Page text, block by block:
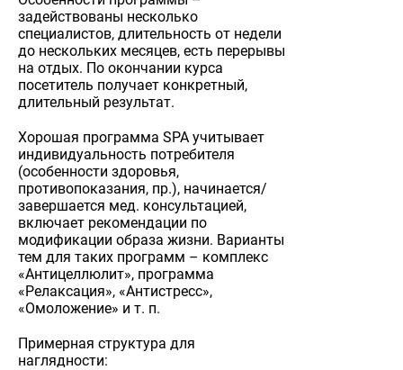
задействованы несколько
специалистов, длительность от недели
до нескольких месяцев, есть перерывы
на отдых. По окончании курса
посетитель получает конкретный,
длительный результат.
Хорошая программа SPA учитывает
индивидуальность потребителя
(особенности здоровья,
противопоказания, пр.), начинается/
завершается мед. консультацией,
включает рекомендации по
модификации образа жизни. Варианты
тем для таких программ – комплекс
«Антицеллюлит», программа
«Релаксация», «Антистресс»,
«Омоложение» и т. п.
Примерная структура для
наглядности: